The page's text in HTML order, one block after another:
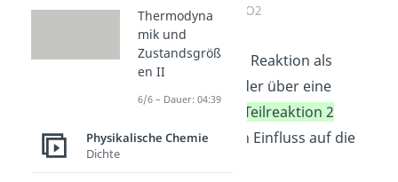
CO2
Ob eine chemische Reaktion als
oder über eine
Teilreaktion 1
Teilreaktion 2
verläuft, hat keinen Einfluss auf die
Energetik.
Thermodyna
mik und
Zustandsgröß
en II
6/6 – Dauer: 04:39
Physikalische Chemie
Dichte